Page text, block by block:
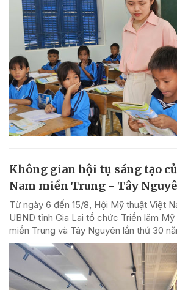
Không gian hội tụ sáng tạo
Nam miền Trung - Tây
Từ ngày 6 đến 15/8, Hội Mỹ thuật Việt
UBND tỉnh Gia Lai tổ chức Triển lãm
miền Trung và Tây Nguyên lần thứ 30